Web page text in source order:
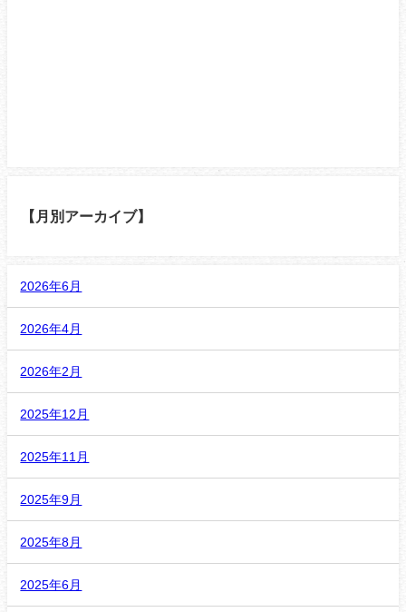
【月別アーカイブ】
2026年6月
2026年4月
2026年2月
2025年12月
2025年11月
2025年9月
2025年8月
2025年6月